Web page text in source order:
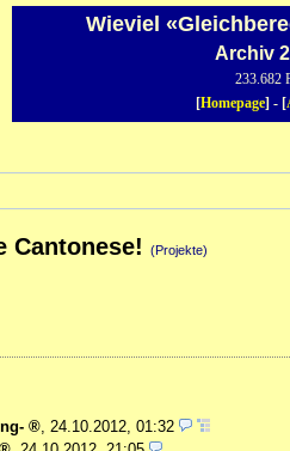
Wieviel
Archiv 2
233.682
[Homepage] - [
Cantonese! (Projekte)
24.10.2012, 01:32